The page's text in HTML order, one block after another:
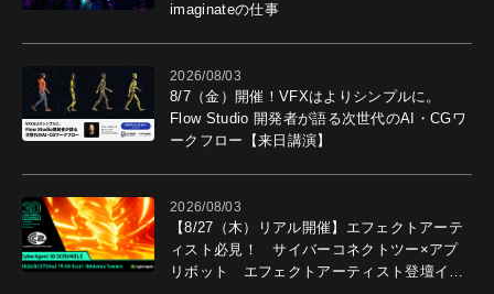
imaginateの仕事
2026/08/03
8/7（金）開催！VFXはよりシンプルに。
Flow Studio 開発者が語る次世代のAI・CGワ
ークフロー【来日講演】
2026/08/03
【8/27（木）リアル開催】エフェクトアーテ
ィスト必見！ サイバーコネクトツー×アプ
リボット エフェクトアーティスト登壇イベ